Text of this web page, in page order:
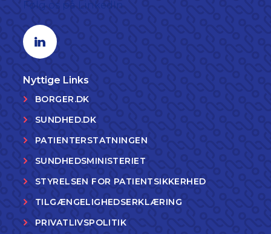
Linkedin profil
Nyttige Links
BORGER.DK
SUNDHED.DK
PATIENTERSTATNINGEN
SUNDHEDSMINISTERIET
STYRELSEN FOR PATIENTSIKKERHED
TILGÆNGELIGHEDSERKLÆRING
PRIVATLIVSPOLITIK